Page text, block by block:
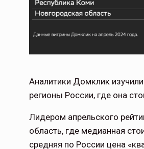
Аналитики Домклик
регионы России, где она
Лидером апрельского
область, где медианная
средняя по России цена